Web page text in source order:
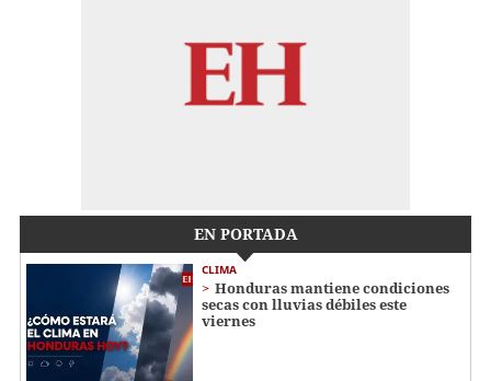
EN PORTADA
CLIMA
Honduras mantiene condiciones
secas con lluvias débiles este
viernes